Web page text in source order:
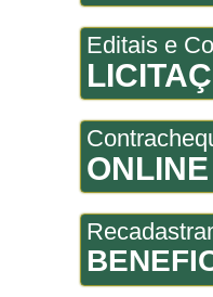
Editais e
ONLINE